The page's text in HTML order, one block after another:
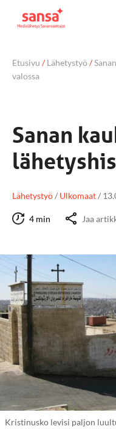
Etusivu /Lähetystyö /
valossa
Sanan
Lähetystyö/ Ulkomaat/
4 min Jaa
Kristinusko levisi paljon